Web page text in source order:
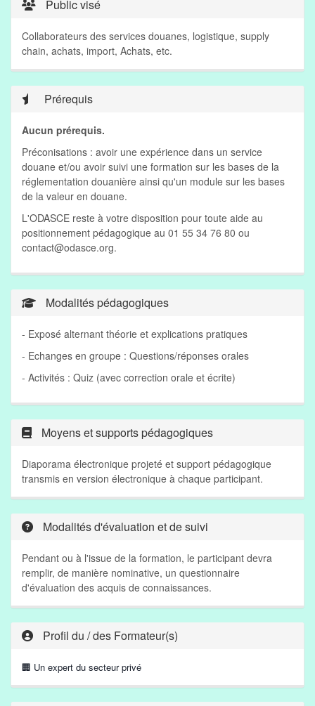
Public visé
Collaborateurs des services douanes, logistique, supply
chain, achats, import, Achats, etc.
Prérequis
Aucun prérequis.
Préconisations : avoir une expérience dans un service
douane et/ou avoir suivi une formation sur les bases de la
réglementation douanière ainsi qu'un module sur les bases
de la valeur en douane.
L'ODASCE reste à votre disposition pour toute aide au
positionnement pédagogique au 01 55 34 76 80 ou
contact@odasce.org.
Modalités pédagogiques
- Exposé alternant théorie et explications pratiques
- Echanges en groupe : Questions/réponses orales
- Activités : Quiz (avec correction orale et écrite)
Moyens et supports pédagogiques
Diaporama électronique projeté et support pédagogique
transmis en version électronique à chaque participant.
Modalités d'évaluation et de suivi
Pendant ou à l'issue de la formation, le participant devra
remplir, de manière nominative, un questionnaire
d'évaluation des acquis de connaissances.
Profil du / des Formateur(s)
🏢 Un expert du secteur privé